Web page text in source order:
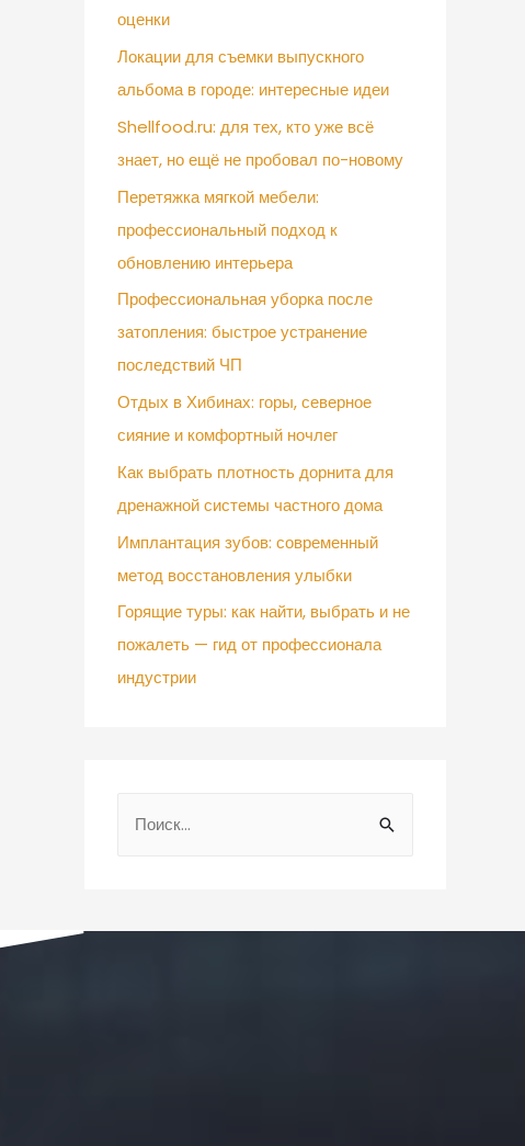
оценки
Локации для съемки выпускного
альбома в городе: интересные идеи
Shellfood.ru: для тех, кто уже всё
знает, но ещё не пробовал по-новому
Перетяжка мягкой мебели:
профессиональный подход к
обновлению интерьера
Профессиональная уборка после
затопления: быстрое устранение
последствий ЧП
Отдых в Хибинах: горы, северное
сияние и комфортный ночлег
Как выбрать плотность дорнита для
дренажной системы частного дома
Имплантация зубов: современный
метод восстановления улыбки
Горящие туры: как найти, выбрать и не
пожалеть — гид от профессионала
индустрии